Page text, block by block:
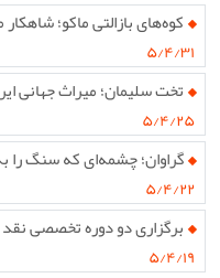
کوه‌های بازالتی ماکو؛
۵/۴/۳۱
تخت سلیمان؛ میراث جهانی
۵/۴/۲۵
گراوان؛ چشمه‌ای که سنگ
۵/۴/۲۲
برگزاری دو دوره تخصصی
۵/۴/۱۹